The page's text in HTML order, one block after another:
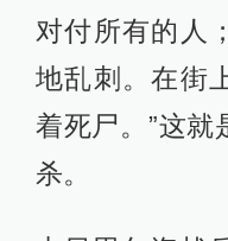
对付所有的人
地乱刺。在街
着死尸。”这就
杀。